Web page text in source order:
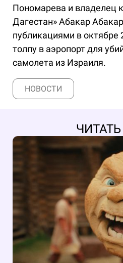
Пономарева и владелец
Дагестан» Абакар
публикациями в октябре
толпу в аэропорт для
самолета из Израиля.
НОВОСТИ